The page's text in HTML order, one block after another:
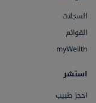
السجلات
القوائم
myWellth
استشر
احجز طبيب